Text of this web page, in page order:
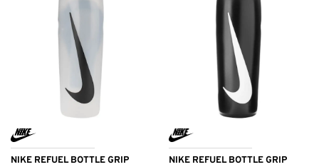
NIKE REFUEL BOTTLE GRIP NIKE REFUEL BOTTLE GRIP